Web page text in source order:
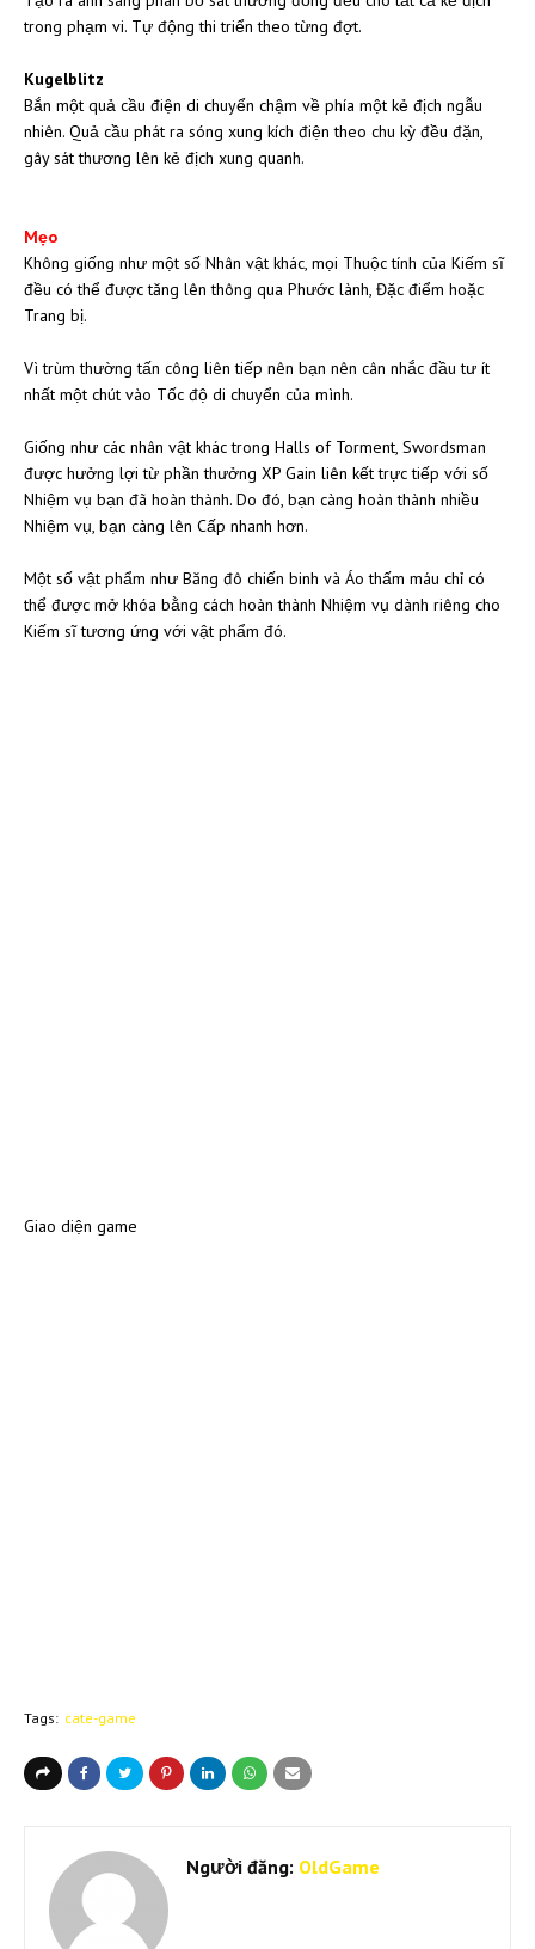
trong phạm vi. Tự động thi triển theo từng đợt.
Kugelblitz
Bắn một quả cầu điện di chuyển chậm về phía một kẻ địch ngẫu
nhiên. Quả cầu phát ra sóng xung kích điện theo chu kỳ đều đặn,
gây sát thương lên kẻ địch xung quanh.
Mẹo
Không giống như một số Nhân vật khác, mọi Thuộc tính của Kiếm sĩ
đều có thể được tăng lên thông qua Phước lành, Đặc điểm hoặc
Trang bị.
Vì trùm thường tấn công liên tiếp nên bạn nên cân nhắc đầu tư ít
nhất một chút vào Tốc độ di chuyển của mình.
Giống như các nhân vật khác trong Halls of Torment, Swordsman
được hưởng lợi từ phần thưởng XP Gain liên kết trực tiếp với số
Nhiệm vụ bạn đã hoàn thành. Do đó, bạn càng hoàn thành nhiều
Nhiệm vụ, bạn càng lên Cấp nhanh hơn.
Một số vật phẩm như Băng đô chiến binh và Áo thấm máu chỉ có
thể được mở khóa bằng cách hoàn thành Nhiệm vụ dành riêng cho
Kiếm sĩ tương ứng với vật phẩm đó.
Giao diện game
Tags: cate-game
Người đăng: OldGame